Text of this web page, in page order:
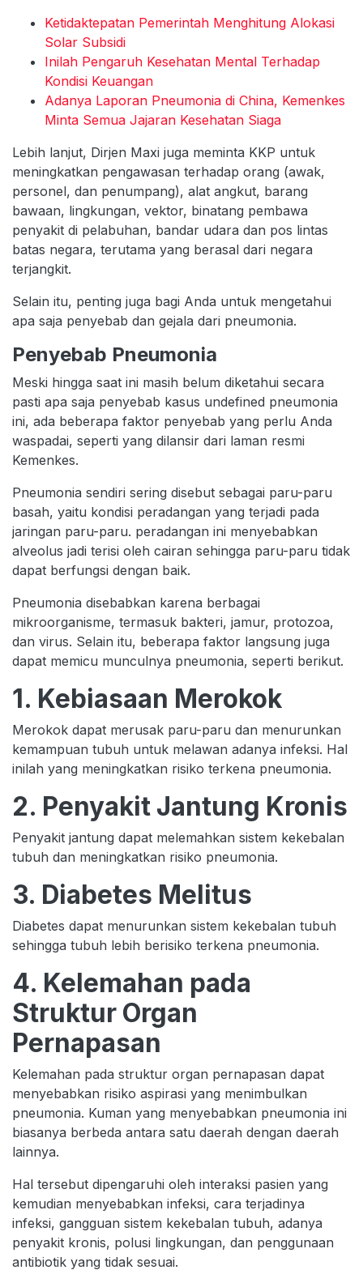
Ketidaktepatan Pemerintah Menghitung Alokasi
Solar Subsidi
Inilah Pengaruh Kesehatan Mental Terhadap
Kondisi Keuangan
Adanya Laporan Pneumonia di China, Kemenkes
Minta Semua Jajaran Kesehatan Siaga
Lebih lanjut, Dirjen Maxi juga meminta KKP untuk
meningkatkan pengawasan terhadap orang (awak,
personel, dan penumpang), alat angkut, barang
bawaan, lingkungan, vektor, binatang pembawa
penyakit di pelabuhan, bandar udara dan pos lintas
batas negara, terutama yang berasal dari negara
terjangkit.
Selain itu, penting juga bagi Anda untuk mengetahui
apa saja penyebab dan gejala dari pneumonia.
Penyebab Pneumonia
Meski hingga saat ini masih belum diketahui secara
pasti apa saja penyebab kasus undefined pneumonia
ini, ada beberapa faktor penyebab yang perlu Anda
waspadai, seperti yang dilansir dari laman resmi
Kemenkes.
Pneumonia sendiri sering disebut sebagai paru-paru
basah, yaitu kondisi peradangan yang terjadi pada
jaringan paru-paru. peradangan ini menyebabkan
alveolus jadi terisi oleh cairan sehingga paru-paru tidak
dapat berfungsi dengan baik.
Pneumonia disebabkan karena berbagai
mikroorganisme, termasuk bakteri, jamur, protozoa,
dan virus. Selain itu, beberapa faktor langsung juga
dapat memicu munculnya pneumonia, seperti berikut.
1. Kebiasaan Merokok
Merokok dapat merusak paru-paru dan menurunkan
kemampuan tubuh untuk melawan adanya infeksi. Hal
inilah yang meningkatkan risiko terkena pneumonia.
2. Penyakit Jantung Kronis
Penyakit jantung dapat melemahkan sistem kekebalan
tubuh dan meningkatkan risiko pneumonia.
3. Diabetes Melitus
Diabetes dapat menurunkan sistem kekebalan tubuh
sehingga tubuh lebih berisiko terkena pneumonia.
4. Kelemahan pada
Struktur Organ
Pernapasan
Kelemahan pada struktur organ pernapasan dapat
menyebabkan risiko aspirasi yang menimbulkan
pneumonia. Kuman yang menyebabkan pneumonia ini
biasanya berbeda antara satu daerah dengan daerah
lainnya.
Hal tersebut dipengaruhi oleh interaksi pasien yang
kemudian menyebabkan infeksi, cara terjadinya
infeksi, gangguan sistem kekebalan tubuh, adanya
penyakit kronis, polusi lingkungan, dan penggunaan
antibiotik yang tidak sesuai.